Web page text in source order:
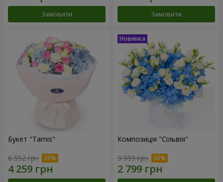
Замовити Замовити
Букет "Tarnis"
6 552 грн
Композиція "Сільвія"
3 999 грн